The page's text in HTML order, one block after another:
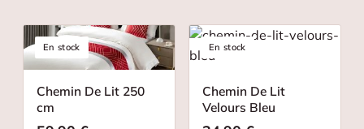
En stock
Chemin De Lit 250
cm
En stock
Chemin De Lit
Velours Bleu